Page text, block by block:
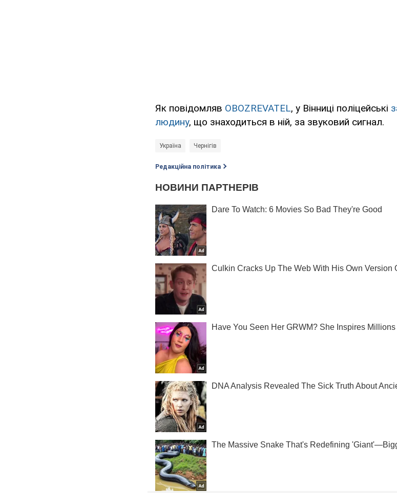
Як повідомляв OBOZREVATEL, у Вінниці поліцейські
людину, що знаходиться в ній, за звуковий сигнал.
Україна Чернігів
Редакційна політика